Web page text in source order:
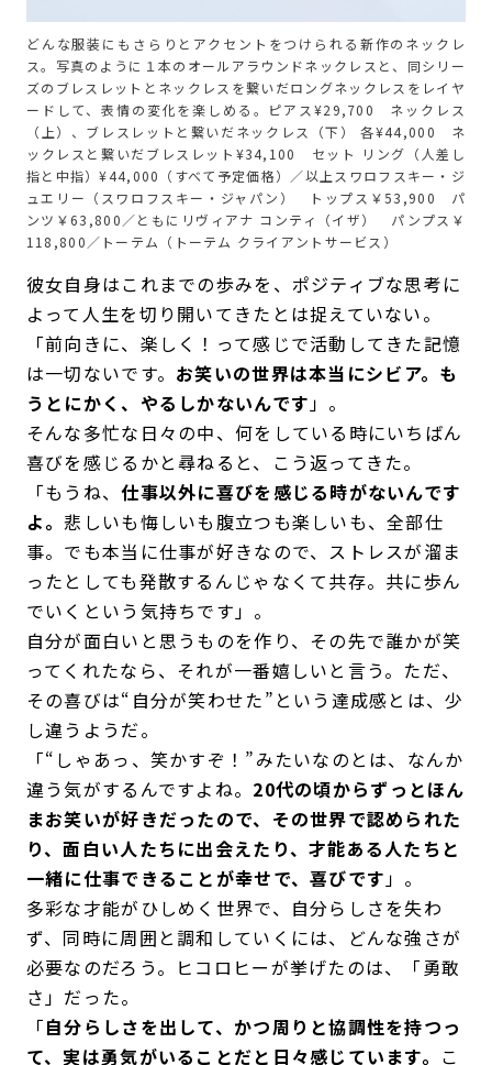
どんな服装にもさらりとアクセントをつけられる新作のネックレ
ス。写真のように１本のオールアラウンドネックレスと、同シリー
ズのブレスレットとネックレスを繋いだロングネックレスをレイヤ
ードして、表情の変化を楽しめる。ピアス¥29,700 ネックレス
（上）、ブレスレットと繋いだネックレス（下） 各¥44,000 ネ
ックレスと繋いだブレスレット¥34,100 セット リング（人差し
指と中指）¥44,000（すべて予定価格）／以上スワロフスキー・ジ
ュエリー（スワロフスキー・ジャパン） トップス￥53,900 パ
ンツ￥63,800／ともにリヴィアナ コンティ（イザ） パンプス￥
118,800／トーテム（トーテム クライアントサービス）
彼女自身はこれまでの歩みを、ポジティブな思考に
よって人生を切り開いてきたとは捉えていない。
「前向きに、楽しく！って感じで活動してきた記憶
は一切ないです。 お笑いの世界は本当にシビア。も
うとにかく、やるしかないんです 」。
そんな多忙な日々の中、何をしている時にいちばん
喜びを感じるかと尋ねると、こう返ってきた。
「もうね、仕事以外に喜びを感じる時がないんです
よ。悲しいも悔しいも腹立つも楽しいも、全部仕
事。でも本当に仕事が好きなので、ストレスが溜ま
ったとしても発散するんじゃなくて共存。共に歩ん
でいくという気持ちです」。
自分が面白いと思うものを作り、その先で誰かが笑
ってくれたなら、それが一番嬉しいと言う。ただ、
その喜びは“自分が笑わせた”という達成感とは、少
し違うようだ。
「“しゃあっ、笑かすぞ！”みたいなのとは、なんか
違う気がするんですよね。 20代の頃からずっとほん
まお笑いが好きだったので、その世界で認められた
り、面白い人たちに出会えたり、才能ある人たちと
一緒に仕事できることが幸せで、喜びです 」。
多彩な才能がひしめく世界で、自分らしさを失わ
ず、同時に周囲と調和していくには、どんな強さが
必要なのだろう。ヒコロヒーが挙げたのは、「勇敢
さ」だった。
「自分らしさを出して、かつ周りと協調性を持つっ
て、実は勇気がいることだと日々感じています。 こ